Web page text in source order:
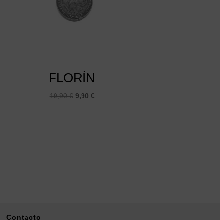
FLORÍN
19,90€ El
9,90 €El
Contacto